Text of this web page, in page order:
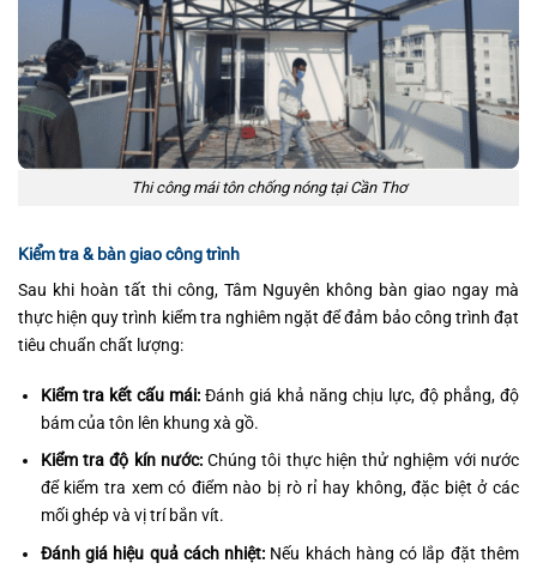
Thi công mái tôn chống nóng tại Cần Thơ
Kiểm tra & bàn giao công trình
Sau khi hoàn tất thi công, Tâm Nguyên không bàn giao ngay mà
thực hiện quy trình kiểm tra nghiêm ngặt để đảm bảo công trình đạt
tiêu chuẩn chất lượng:
Kiểm tra kết cấu mái:Đánh giá khả năng chịu lực, độ phẳng, độ
bám của tôn lên khung xà gồ.
Kiểm tra độ kín nước:Chúng tôi thực hiện thử nghiệm với nước
để kiểm tra xem có điểm nào bị rò rỉ hay không, đặc biệt ở các
mối ghép và vị trí bắn vít.
Đánh giá hiệu quả cách nhiệt: Nếu khách hàng có lắp đặt thêm